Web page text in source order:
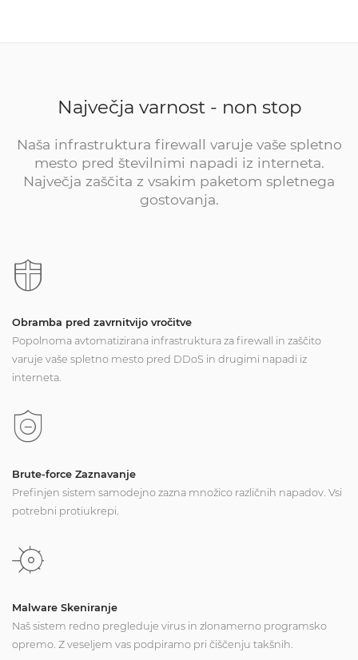
Največja varnost - non stop
Naša infrastruktura firewall varuje vaše spletno
mesto pred številnimi napadi iz interneta.
Največja zaščita z vsakim paketom spletnega
gostovanja.
Obramba pred zavrnitvijo vročitve
Popolnoma avtomatizirana infrastruktura za firewall in zaščito
varuje vaše spletno mesto pred DDoS in drugimi napadi iz
interneta.
Brute-force Zaznavanje
Prefinjen sistem samodejno zazna množico različnih napadov. Vsi
potrebni protiukrepi.
Malware Skeniranje
Naš sistem redno pregleduje virus in zlonamerno programsko
opremo. Z veseljem vas podpiramo pri čiščenju takšnih.